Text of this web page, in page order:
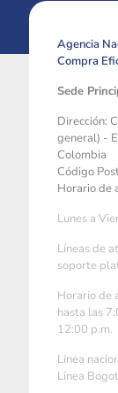
Agencia
Compra
Sede
Dirección:
general) -
Colombia
Código
Horario de
Lunes a
Líneas de
soporte
Horario de
hasta las
12:00 p.m.
Linea
Linea